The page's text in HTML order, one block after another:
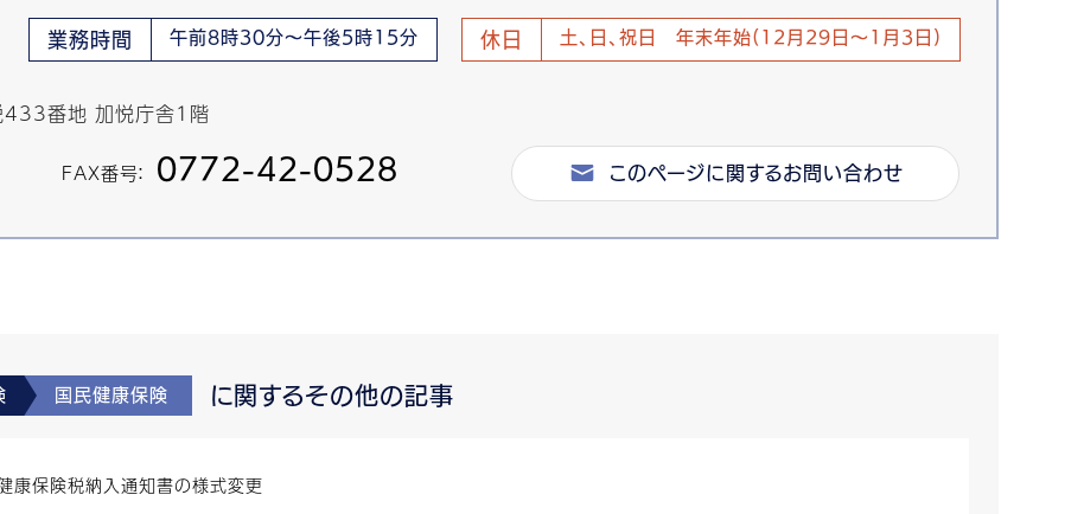
業務時間 午前8時30分～午後5時15分 休日 土、日、祝日 年末年始(12月29日～1月3日)
番地 加悦庁舎1階
FAX番号： 0772-42-0528 このページに関するお問い合わせ
国民健康保険 に関するその他の記事
康保険税納入通知書の様式変更